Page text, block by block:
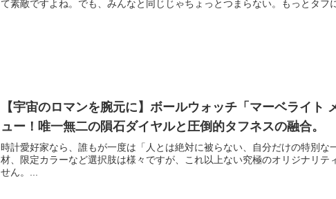
て素敵ですよね。でも、みんなと同じじゃちょっとつまらない。もっとタフ
【宇宙のロマンを腕元に】ボールウォッチ「マーベライ
ュー！唯一無二の隕石ダイヤルと圧倒的タフネスの融合。
時計愛好家なら、誰もが一度は「人とは絶対に被らない、自分だけの特別
材、限定カラーなど選択肢は様々ですが、これ以上ない究極のオリジナリテ
せん。...